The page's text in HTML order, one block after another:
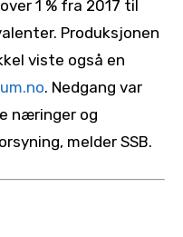
1 % fra 2017 til
Produksjonen
viste også en
. Nedgang var
næringer og
melder SSB.